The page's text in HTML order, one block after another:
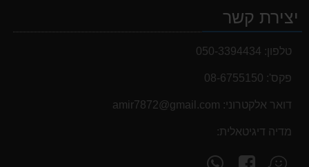
יצירת קשר
טלפון: 050-3394434
פקס': 08-6755150
דואר אלקטרוני: ‫amir7872@gmail.com‬
מדיה דיגיטאלית:
מצא
עקוב